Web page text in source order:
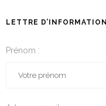
LETTRE D’INFORMATION
Prénom :